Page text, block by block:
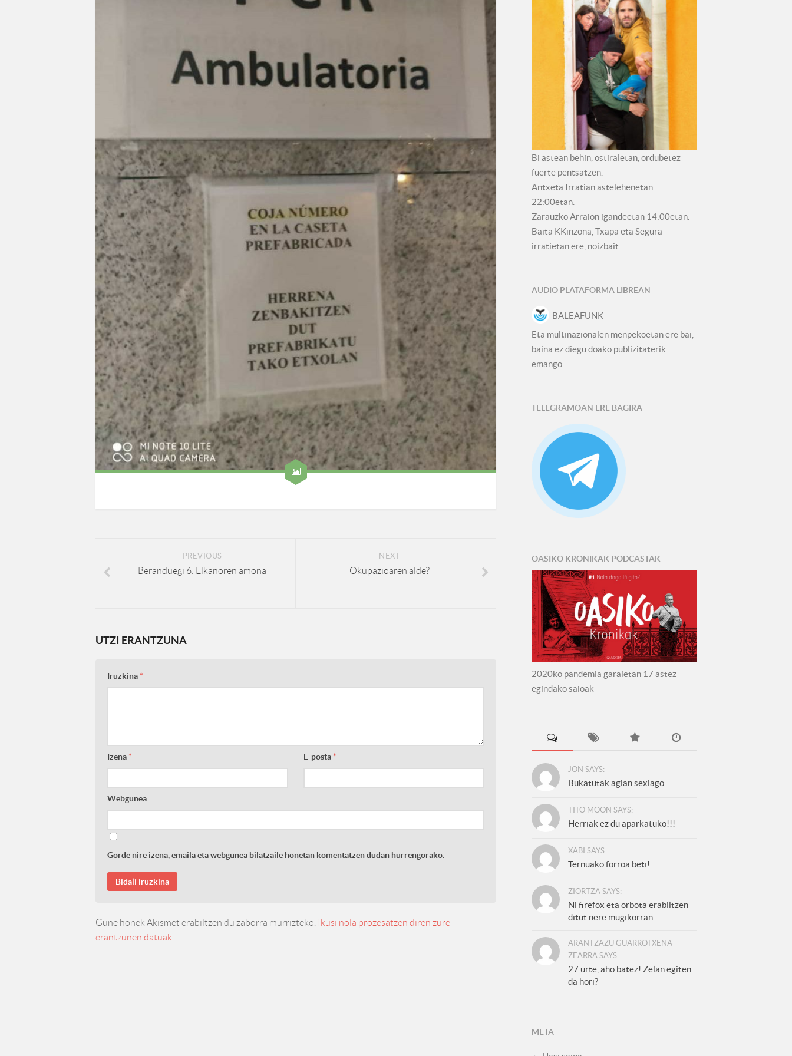
NEXT
Okupazioaren alde?
PREVIOUS
Beranduegi 6: Elkanoren amona
UTZI ERANTZUNA
Iruzkina*
Izena* E-posta*
Webgunea
Gorde nire izena, emaila eta webgunea bilatzaile honetan komentatzen dudan hurrengorako.
Gune honek Akismet erabiltzen du zaborra murrizteko.
Ikusi nola prozesatzen diren zure
erantzunen datuak.
Bi astean behin, ostiraletan, ordubetez
fuerte pentsatzen.
Antxeta Irratian astelehenetan
22:00etan.
Zarauzko Arraion igandeetan 14:00etan.
Baita KKinzona, Txapa eta Segura
irratietan ere, noizbait.
AUDIO PLATAFORMA LIBREAN
BALEAFUNK
Eta multinazionalen menpekoetan ere bai,
baina ez diegu doako publizitaterik
emango.
TELEGRAMOAN ERE BAGIRA
OASIKO KRONIKAK PODCASTAK
2020ko pandemia garaietan 17 astez
egindako saioak-
JON SAYS:
Bukatutak agian sexiago
TITO MOON SAYS:
Herriak ez du aparkatuko!!!
XABI SAYS:
Ternuako forroa beti!
ZIORTZA SAYS:
Ni firefox eta orbota erabiltzen
ditut nere mugikorran.
ARANTZAZU GUARROTXENA
ZEARRA SAYS:
27 urte, aho batez! Zelan egiten
da hori?
META